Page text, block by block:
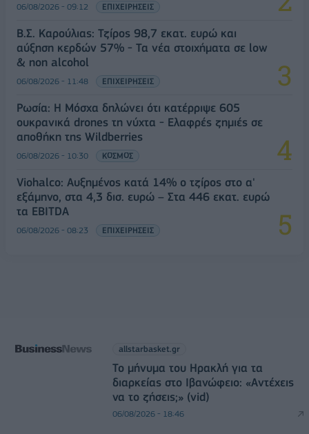
06/08/2026 - 09:12 ΕΠΙΧΕΙΡΗΣΕΙΣ
Β.Σ. Καρούλιας: Τζίρος 98,7 εκατ. ευρώ και
αύξηση κερδών 57% - Τα νέα στοιχήματα σε low
& non alcohol
06/08/2026 - 11:48 ΕΠΙΧΕΙΡΗΣΕΙΣ
Ρωσία: Η Μόσχα δηλώνει ότι κατέρριψε 605
ουκρανικά drones τη νύχτα - Ελαφρές ζημιές σε
αποθήκη της Wildberries
06/08/2026 - 10:30 ΚΟΣΜΟΣ
Viohalco: Αυξημένος κατά 14% ο τζίρος στο α'
εξάμηνο, στα 4,3 δισ. ευρώ – Στα 446 εκατ. ευρώ
τα EBITDA
06/08/2026 - 08:23 ΕΠΙΧΕΙΡΗΣΕΙΣ
allstarbasket.gr
Το μήνυμα του Ηρακλή για τα
διαρκείας στο Ιβανώφειο: «Αντέχεις
να το ζήσεις;» (vid)
06/08/2026 - 18:46